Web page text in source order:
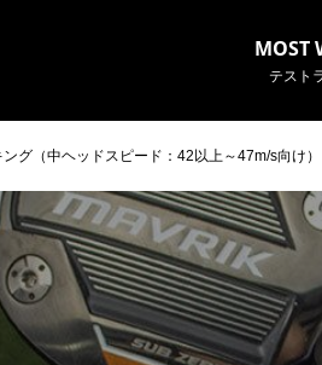
MOST
テスト
グ（中ヘッドスピード：42以上～47m/s向け
ク
※メーカー名やクラブ名な